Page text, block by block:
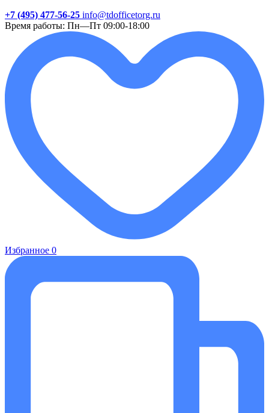
+7 (495) 477-56-25 info@tdofficetorg.ru
Время работы: Пн—Пт 09:00-18:00
Избранное 0